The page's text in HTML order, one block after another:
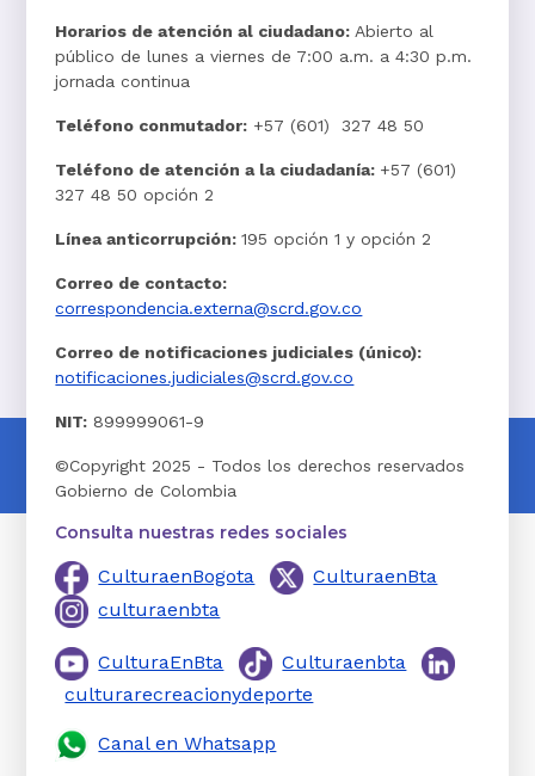
Horarios de atención al ciudadano: Abierto al
público de lunes a viernes de 7:00 a.m. a 4:30 p.m.
jornada continua
Teléfono conmutador: +57 (601) 327 48 50
Teléfono de atención a la ciudadanía: +57 (601)
327 48 50 opción 2
Línea anticorrupción:195 opción 1 y opción 2
Correo de contacto:
correspondencia.externa@scrd.gov.co
Correo de notificaciones judiciales (único):
notificaciones.judiciales@scrd.gov.co
NIT: 899999061-9
©Copyright 2025 - Todos los derechos reservados
Gobierno de Colombia
Consulta nuestras redes sociales
CulturaenBogota
CulturaenBta
culturaenbta
CulturaEnBta
Culturaenbta
culturarecreacionydeporte
Canal en Whatsapp